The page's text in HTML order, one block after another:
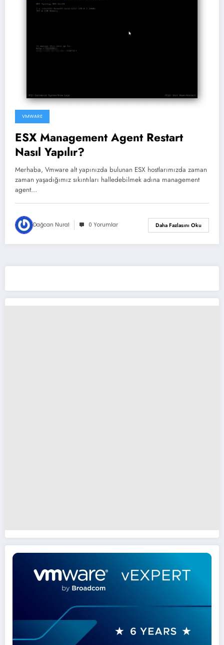
VMWARE
ESX Management Agent Restart
Nasıl Yapılır?
Merhaba, Vmware alt yapınızda bulunan ESX hostlarımızda zaman
zaman yaşadığımız sıkıntıları halledebilmek adına management
agent…
Dağcan Nural 0 Yorumlar Daha Fazlasını Oku